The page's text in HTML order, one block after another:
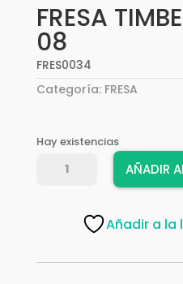
FRESA
08
FRES0034
Categoría: FRESA
Hay existencias
FRESA
cantidad
AÑADIR
Añadir a la